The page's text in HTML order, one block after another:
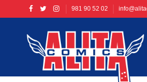
981 90 52 02